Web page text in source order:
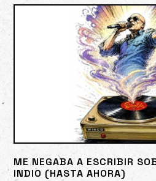
ME NEGABA A ESCRIBIR
INDIO (HASTA AHORA)